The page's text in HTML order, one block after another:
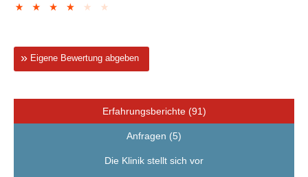
Eigene Bewertung abgeben
Erfahrungsberichte (91)
Anfragen (5)
Die Klinik stellt sich vor